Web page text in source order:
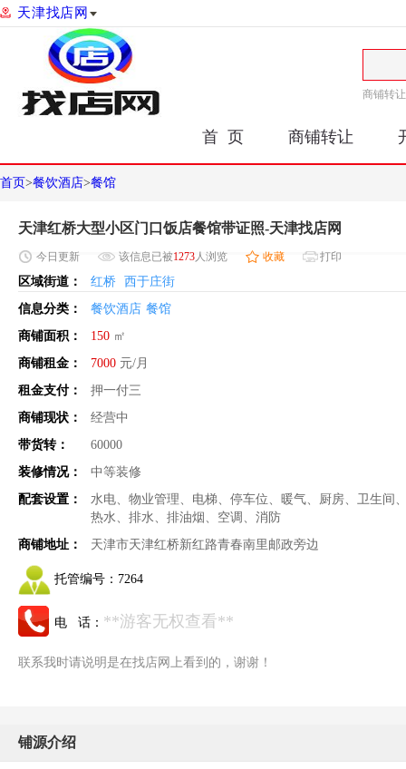
天津找店网
商铺转让
首 页 商铺转让
首页>餐饮酒店>餐馆
天津红桥大型小区门口饭店餐馆带证照-天津找店网
今日 更新 该信息已被1273人浏览 收藏 打印
区域街道： 红桥 西于庄街
信息分类：
餐饮酒店 餐馆
商铺面积：
150 ㎡
商铺租金：
7000 元/月
租金支付：
押一付三
商铺现状：
经营中
带货转：
60000
装修情况：
中等装修
配套设置：
水电、物业管理、电梯、停车位、暖气、厨房、卫生间
热水、排水、排油烟、空调、消防
商铺地址：
天津市天津红桥新红路青春南里邮政旁边
托管编号： 7264
电 话： **游客无权查看**
联系我时请说明是在找店网上看到的，谢谢！
铺源介绍